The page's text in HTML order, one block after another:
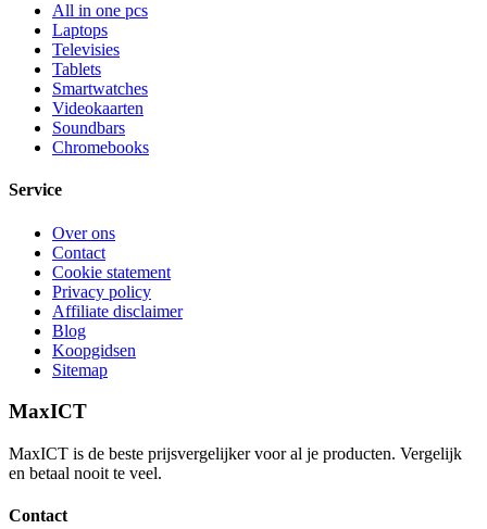
All in one pcs
Laptops
Televisies
Tablets
Smartwatches
Videokaarten
Soundbars
Chromebooks
Service
Over ons
Contact
Cookie statement
Privacy policy
Affiliate disclaimer
Blog
Koopgidsen
Sitemap
MaxICT
MaxICT is de beste prijsvergelijker voor al je producten. Vergelijk
en betaal nooit te veel.
Contact